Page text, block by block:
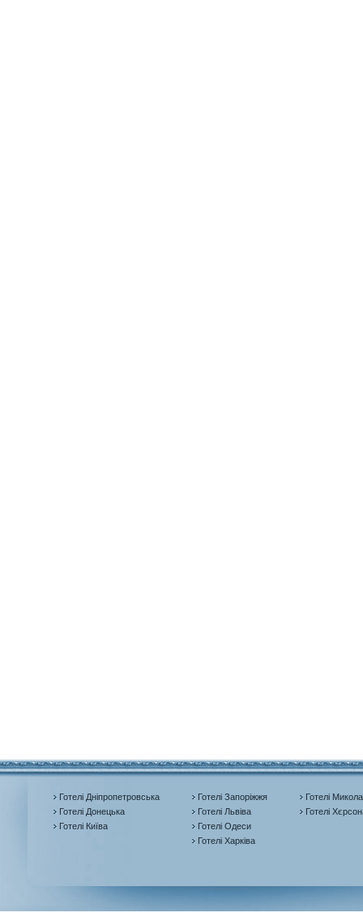
Готелі Дніпропетровська
Готелі Донецька
Готелі Київа
Готелі Запоріжжя
Готелі Львіва
Готелі Одеси
Готелі Харківа
Готелі
Готелі